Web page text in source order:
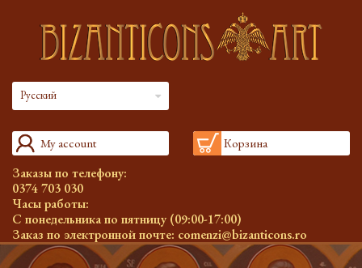
Русский
My account Корзина
Заказы по телефону:
0374 703 030
Часы работы:
С понедельника по пятницу (09:00-17:00)
Заказ по электронной почте: comenzi@bizanticons.ro